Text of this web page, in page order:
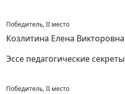
Победитель, II место
Козлитина Елена Викторовна
Эссе педагогические секреты
Победитель, II место